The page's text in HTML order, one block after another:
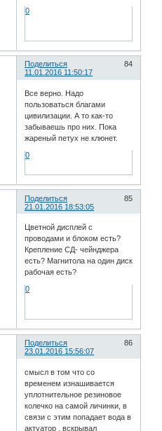
0
Поделиться
84
11.01.2016 11:50:17
Все верно. Надо
пользоваться благами
цивилизации. А то как-то
забываешь про них. Пока
жареный петух не клюнет.
0
Поделиться
85
21.01.2016 18:53:05
Цветной дисплей с
проводами и блоком есть?
Крепление СД- чейнджера
есть? Магнитола на один диск
рабочая есть?
0
Поделиться
86
23.01.2016 15:56:07
смысл в том что со
временем изнашивается
уплотнительное резиновое
колечко на самой личинки, в
связи с этим попадает вода в
актуатор . вскрывал